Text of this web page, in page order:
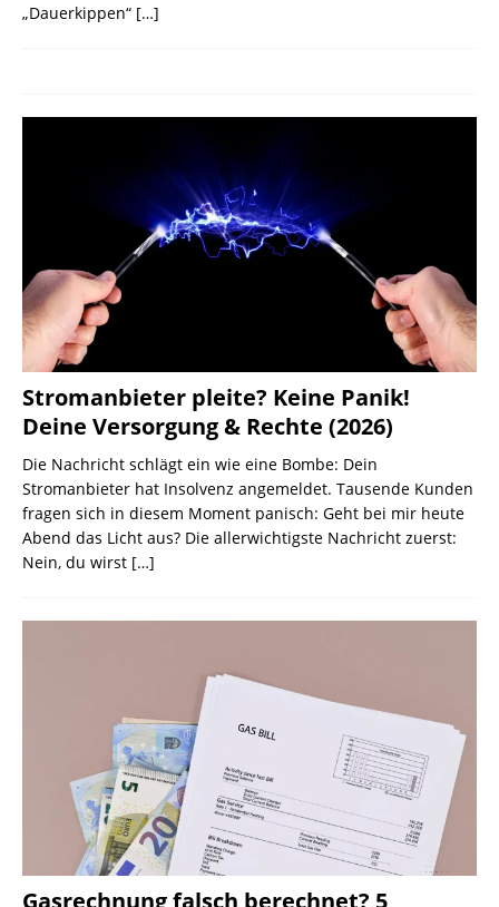
„Dauerkippen“ […]
Stromanbieter pleite? Keine Panik!
Deine Versorgung & Rechte (2026)
Die Nachricht schlägt ein wie eine Bombe: Dein
Stromanbieter hat Insolvenz angemeldet. Tausende Kunden
fragen sich in diesem Moment panisch: Geht bei mir heute
Abend das Licht aus? Die allerwichtigste Nachricht zuerst:
Nein, du wirst […]